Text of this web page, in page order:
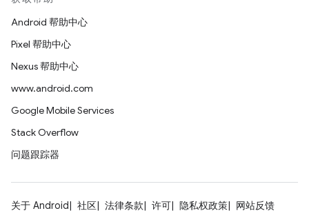
Android 帮助中心
Pixel 帮助中心
Nexus 帮助中心
www.android.com
Google Mobile Services
Stack Overflow
问题跟踪器
关于 Android 社区 法律条款 许可 隐私权政策
网站反馈